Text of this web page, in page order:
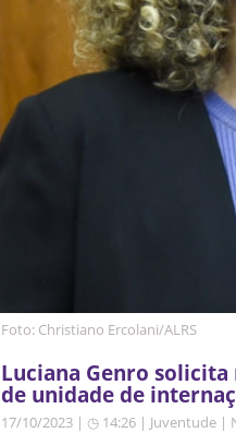
Foto: Christiano Ercolani/ALRS
Luciana Genro
de unidade de
17/10/2023 | ◷ 14:26 | Juventude |